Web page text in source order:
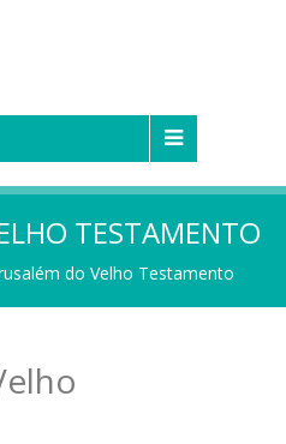
TESTAMENTO
do Velho Testamento